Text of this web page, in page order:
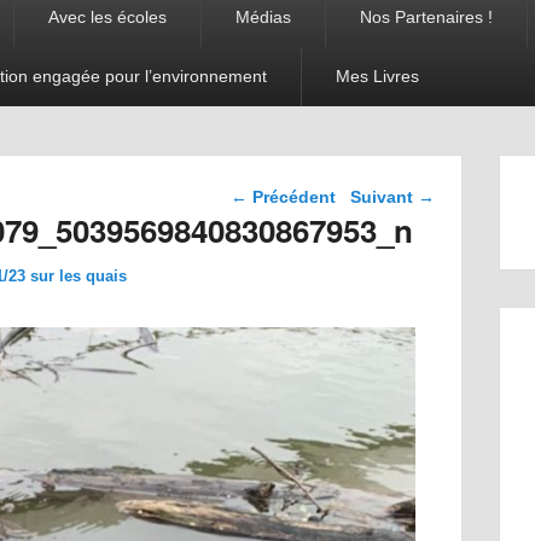
Avec les écoles Médias Nos Partenaires !
engagée pour l’environnement Mes Livres
Navigation dans les
← Précédent Suivant →
23 sur les quais